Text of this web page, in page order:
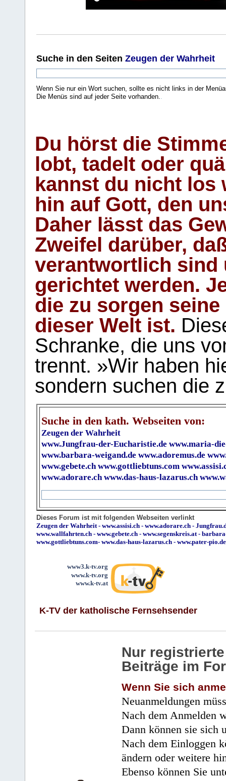
Suche in den Seiten Zeugen der Wahrheit
Wenn Sie nur ein Wort suchen, sollte es nicht links in der
Die Menüs sind auf jeder Seite vorhanden..
Du hörst die
lobt, tadelt oder
kannst du nicht los
hin auf Gott, den
Daher lässt das
Zweifel darüber,
verantwortlich sind
gerichtet werden.
die zu sorgen
dieser Welt ist.
Schranke, die uns
trennt. »Wir haben
sondern suchen die
Suche in den kath. Webseiten von:
Zeugen der Wahrheit
www.Jungfrau-der-Eucharistie.de www.maria-
www.barbara-weigand.de www.adoremus.de
www.gebete.ch www.gottliebtuns.com
www.adorare.ch www.das-haus-lazarus.ch
Dieses Forum ist mit folgenden Webseiten verlinkt
Zeugen der Wahrheit- www.assisi.ch - www.adorare.ch -
www.wallfahrten.ch - www.gebete.ch - www.segenskreis.at-
www.gottliebtuns.com- www.das-haus-lazarus.ch - www.pater-pio.de
www3.k-tv.org
www.k-tv.org
www.k-tv.at
K-TV der katholische Fernsehsender
Nur
Beiträge im
Wenn Sie sich
Neuanmeldungen
Nach dem Anmelden
Dann können sie sich
Nach dem Einloggen
ändern oder weitere
Ebenso können Sie